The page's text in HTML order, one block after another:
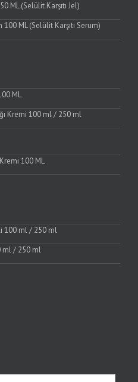
ML (Selülit Karşıtı Jel)
ML (Selülit Karşıtı Serum)
ML
Kremi 100 ml / 250 ml
100 ML
100 ml / 250 ml
ml / 250 ml